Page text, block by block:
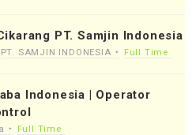
PT. Samjin Indonesia
PT. SAMJIN INDONESIA Full Time
Indonesia | Operator
Full Time